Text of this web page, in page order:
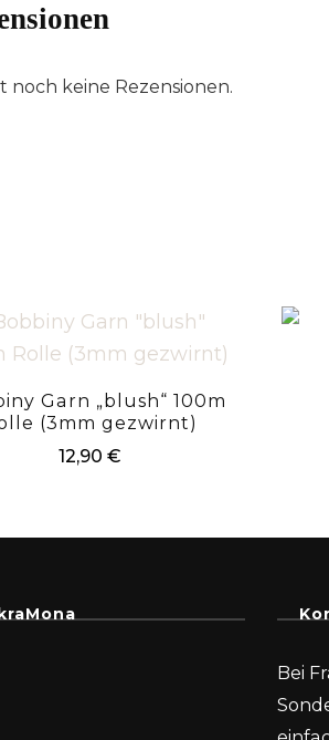
noch keine Rezensionen.
Garn „blush“ 100m
(3mm gezwirnt)
12,90€
Bei